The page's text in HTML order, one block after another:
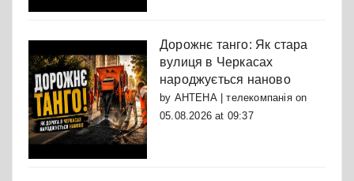
Дорожнє танго: Як стара
вулиця в Черкасах
народжується наново
by АНТЕНА | телекомпаніяon
05.08.2026 at 09:37